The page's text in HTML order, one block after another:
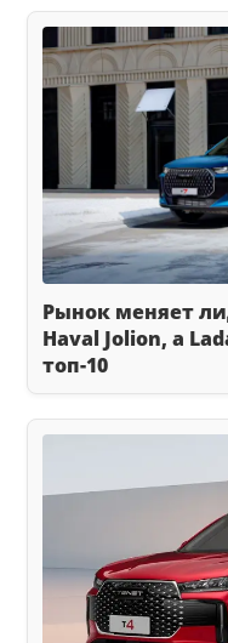
Рынок меняет
Haval Jolion, а
топ-10